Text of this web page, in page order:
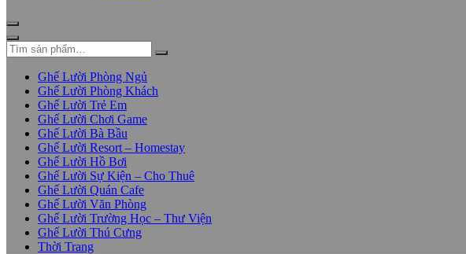
Ghế Lười Phòng Ngủ
Ghế Lười Phòng Khách
Ghế Lười Trẻ Em
Ghế Lười Chơi Game
Ghế Lười Bà Bầu
Ghế Lười Resort – Homestay
Ghế Lười Hồ Bơi
Ghế Lười Sự Kiện – Cho Thuê
Ghế Lười Quán Cafe
Ghế Lười Văn Phòng
Ghế Lười Trường Học – Thư Viện
Ghế Lười Thú Cưng
Thời Trang